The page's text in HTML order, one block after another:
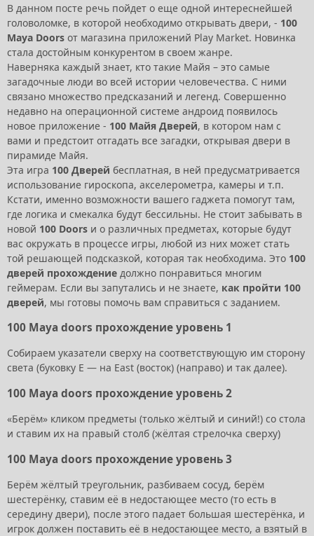
В данном посте речь пойдет о еще одной интереснейшей
головоломке, в которой необходимо открывать двери, - 100
Maya Doors от магазина приложений Play Market. Новинка
стала достойным конкурентом в своем жанре.
Наверняка каждый знает, кто такие Майя – это самые
загадочные люди во всей истории человечества. С ними
связано множество предсказаний и легенд. Совершенно
недавно на операционной системе андроид появилось
новое приложение - 100 Майя Дверей, в котором нам с
вами и предстоит отгадать все загадки, открывая двери в
пирамиде Майя.
Эта игра 100 Дверей бесплатная, в ней предусматривается
использование гироскопа, акселерометра, камеры и т.п.
Кстати, именно возможности вашего гаджета помогут там,
где логика и смекалка будут бессильны. Не стоит забывать в
новой 100 Doors и о различных предметах, которые будут
вас окружать в процессе игры, любой из них может стать
той решающей подсказкой, которая так необходима. Это 100
дверей прохождение должно понравиться многим
геймерам. Если вы запутались и не знаете, как пройти 100
дверей, мы готовы помочь вам справиться с заданием.
100 Maya doors прохождение уровень 1
Собираем указатели сверху на соответствующую им сторону
света (буковку E — на East (восток) (направо) и так далее).
100 Maya doors прохождение уровень 2
«Берём» кликом предметы (только жёлтый и синий!) со стола
и ставим их на правый столб (жёлтая стрелочка сверху)
100 Maya doors прохождение уровень 3
Берём жёлтый треугольник, разбиваем сосуд, берём
шестерёнку, ставим её в недостающее место (то есть в
середину двери), после этого падает большая шестерёнка, и
игрок должен поставить её в недостающее место, а взятый в